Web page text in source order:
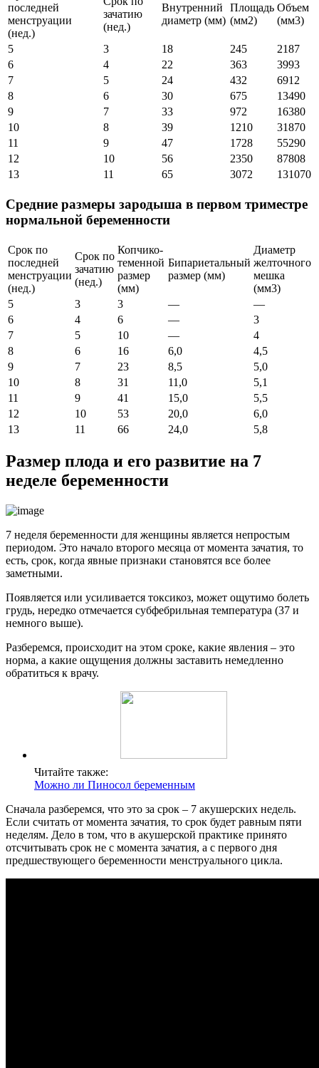
последней
менструации
(нед.)
зачатию
(нед.)
Внутренний
диаметр (мм)
Площадь
(мм2)
Объем
(мм3)
5 3 18 245
2187
6
4 22 363
3993
7
5 24 432
6912
8
6 30 675
13490
9
7 33 972
16380
10
8 39 1210
31870
11
9 47 1728
55290
12
10 56 2350
87808
13
11 65 3072 131070
Средние размеры зародыша в первом триместре
нормальной беременности
Срок по
последней
менструации
(нед.)
Срок по
зачатию
(нед.)
Копчико-
теменной
размер
(мм)
Бипариетальный
размер (мм)
Диаметр
желточного
мешка
(мм3)
5
3 3 —
—
6
4 6 —
3
7
5 10 —
4
8
6 16 6,0
4,5
9
7 23 8,5
5,0
10
8 31 11,0
5,1
11
9 41 15,0
5,5
12
10 53 20,0
6,0
13
11 66 24,0 5,8
Размер плода и его развитие на 7
неделе беременности
7 неделя беременности для женщины является непростым
периодом. Это начало второго месяца от момента зачатия, то
есть, срок, когда явные признаки становятся все более
заметными.
Появляется или усиливается токсикоз, может ощутимо болеть
грудь, нередко отмечается субфебрильная температура (37 и
немного выше).
Разберемся, происходит на этом сроке, какие явления – это
норма, а какие ощущения должны заставить немедленно
обратиться к врачу.
Читайте также:
Можно ли Пиносол беременным
Сначала разберемся, что это за срок – 7 акушерских недель.
Если считать от момента зачатия, то срок будет равным пяти
неделям. Дело в том, что в акушерской практике принято
отсчитывать срок не с момента зачатия, а с первого дня
предшествующего беременности менструального цикла.